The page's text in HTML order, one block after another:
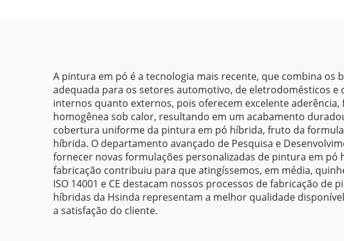
A pintura em pó é a tecnologia mais recente, que combina
adequada para os setores automotivo, de eletrodomésticos
internos quanto externos, pois oferecem excelente
homogênea sob calor, resultando em um acabamento
cobertura uniforme da pintura em pó híbrida, fruto da
híbrida. O departamento avançado de Pesquisa e
fornecer novas formulações personalizadas de pintura em
fabricação contribuiu para que atingíssemos, em média,
ISO 14001 e CE destacam nossos processos de fabricação
híbridas da Hsinda representam a melhor qualidade
a satisfação do cliente.